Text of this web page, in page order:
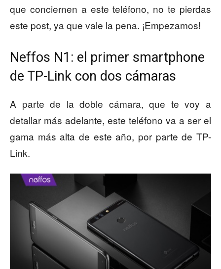
que conciernen a este teléfono, no te pierdas
este post, ya que vale la pena. ¡Empezamos!
Neffos N1: el primer smartphone
de TP-Link con dos cámaras
A parte de la doble cámara, que te voy a
detallar más adelante, este teléfono va a ser el
gama más alta de este año, por parte de TP-
Link.